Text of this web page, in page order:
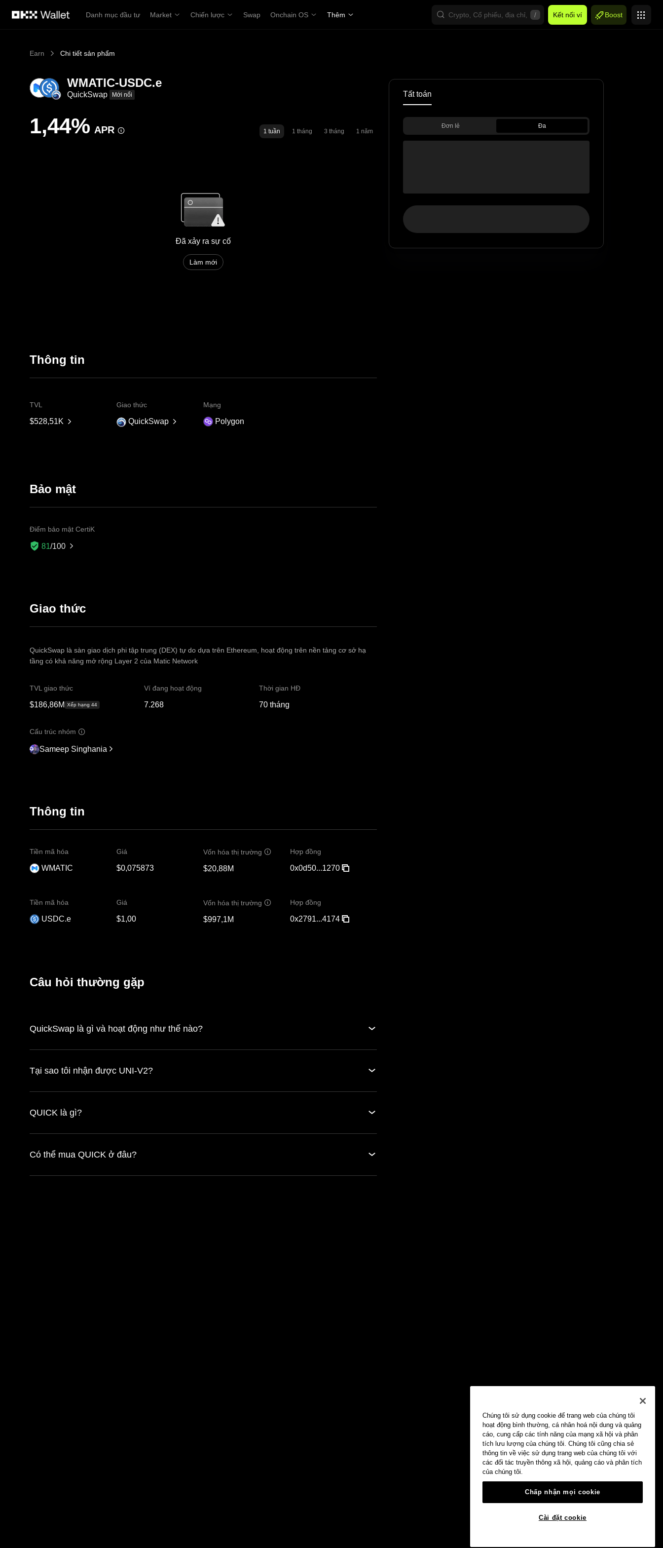
Danh mục đầu tư
Market Chiến lược Swap Onchain OS Thêm / Kết nối ví Boost
Earn Chi tiết sản phẩm
WMATIC-USDC.e
QuickSwap Mới nổi
1,44% APR 1 tuần 1 tháng 3 tháng 1 năm
Đã xảy ra sự cố
Làm mới
Thông tin
TVL
$528,51K
Giao thức
QuickSwap
Mạng
Polygon
Bảo mật
Điểm bảo mật CertiK
81/100
Giao thức
QuickSwap là sàn giao dịch phi tập trung (DEX) tự do dựa trên Ethereum, hoạt động trên nền tảng cơ sở hạ
tầng có khả năng mở rộng Layer 2 của Matic Network
TVL giao thức
$186,86M Xếp hạng 44
Ví đang hoạt động
7.268
Thời gian HĐ
70 tháng
Cấu trúc nhóm
Sameep Singhania
Thông tin
Tiền mã hóa
WMATIC
Giá
$0,075873
Vốn hóa thị trường
$20,88M
Hợp đồng
0x0d50...1270
Tiền mã hóa
USDC.e
Giá
$1,00
Vốn hóa thị trường
$997,1M
Hợp đồng
0x2791...4174
Câu hỏi thường gặp
QuickSwap là gì và hoạt động như thế nào?
Tại sao tôi nhận được UNI-V2?
QUICK là gì?
Có thể mua QUICK ở đâu?
Tất toán
Đơn lẻ Đa
Chúng tôi sử dụng cookie để trang web của chúng tôi
hoạt động bình thường, cá nhân hoá nội dung và quảng
cáo, cung cấp các tính năng của mạng xã hội và phân
tích lưu lượng của chúng tôi. Chúng tôi cũng chia sẻ
thông tin về việc sử dụng trang web của chúng tôi với
các đối tác truyền thông xã hội, quảng cáo và phân tích
của chúng tôi.
Chấp nhận mọi cookie
Cài đặt cookie